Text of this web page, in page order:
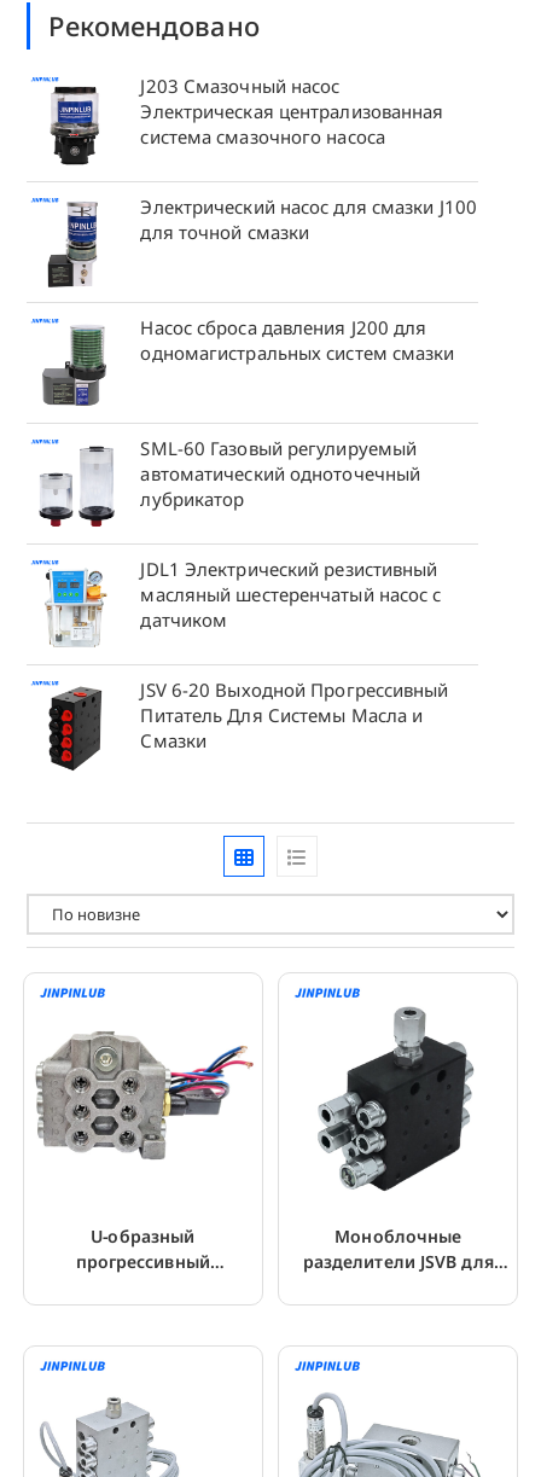
Рекомендовано
J203 Смазочный насос
Электрическая централизованная
система смазочного насоса
Электрический насос для смазки J100
для точной смазки
Насос сброса давления J200 для
одномагистральных систем смазки
SML-60 Газовый регулируемый
автоматический одноточечный
лубрикатор
JDL1 Электрический резистивный
масляный шестеренчатый насос с
датчиком
JSV 6-20 Выходной Прогрессивный
Питатель Для Системы Масла и
Смазки
U-образный
прогрессивный
клапан с 2~16 выходами
Моноблочные
разделители JSVB для
смазки